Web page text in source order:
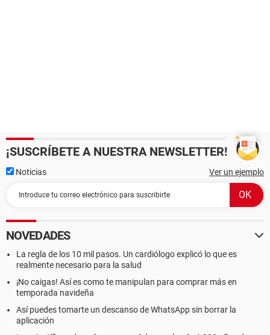
¡SUSCRÍBETE A NUESTRA NEWSLETTER!
Noticias Ver un ejemplo
NOVEDADES
La regla de los 10 mil pasos. Un cardiólogo explicó lo que es
realmente necesario para la salud
¡No caigas! Así es como te manipulan para comprar más en
temporada navideña
Así puedes tomarte un descanso de WhatsApp sin borrar la
aplicación